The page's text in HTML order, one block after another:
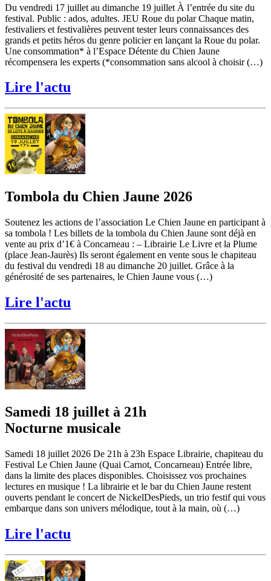
Du vendredi 17 juillet au dimanche 19 juillet À l’entrée du site du
festival. Public : ados, adultes. JEU Roue du polar Chaque matin,
festivaliers et festivalières peuvent tester leurs connaissances des
grands et petits héros du genre policier en lançant la Roue du polar.
Une consommation* à l’Espace Détente du Chien Jaune
récompensera les experts (*consommation sans alcool à choisir (…)
Lire l'actu
Tombola du Chien Jaune 2026
Soutenez les actions de l’association Le Chien Jaune en participant à
sa tombola ! Les billets de la tombola du Chien Jaune sont déjà en
vente au prix d’1€ à Concarneau : – Librairie Le Livre et la Plume
(place Jean-Jaurès) Ils seront également en vente sous le chapiteau
du festival du vendredi 18 au dimanche 20 juillet. Grâce à la
générosité de ses partenaires, le Chien Jaune vous (…)
Lire l'actu
Samedi 18 juillet à 21h
Nocturne musicale
Samedi 18 juillet 2026 De 21h à 23h Espace Librairie, chapiteau du
Festival Le Chien Jaune (Quai Carnot, Concarneau) Entrée libre,
dans la limite des places disponibles. Choisissez vos prochaines
lectures en musique ! La librairie et le bar du Chien Jaune restent
ouverts pendant le concert de NickelDesPieds, un trio festif qui vous
embarque dans son univers mélodique, tout à la main, où (…)
Lire l'actu